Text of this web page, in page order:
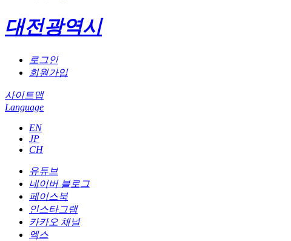
대전광역시
로그인
회원가입
사이트맵
Language
EN
JP
CH
유튜브
네이버 블로그
페이스북
인스타그램
카카오 채널
엑스